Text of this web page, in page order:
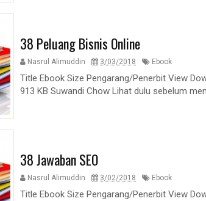
38 Peluang Bisnis Online
Nasrul Alimuddin 3/03/2018 Ebook
Title Ebook Size Pengarang/Penerbit View
913 KB Suwandi Chow Lihat dulu sebelum
38 Jawaban SEO
Nasrul Alimuddin 3/02/2018 Ebook
Title Ebook Size Pengarang/Penerbit View